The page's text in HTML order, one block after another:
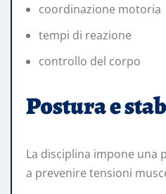
coordinazione motoria
tempi di reazione
controllo del corpo
Postura e
La disciplina impone una
a prevenire tensioni